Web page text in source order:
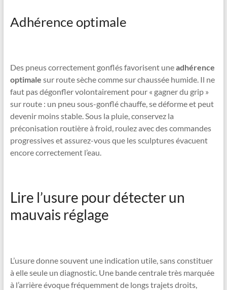
Adhérence optimale
Des pneus correctement gonflés favorisent uneadhérence
optimale sur route sèche comme sur chaussée humide. Il ne
faut pas dégonfler volontairement pour « gagner du grip »
sur route : un pneu sous-gonflé chauffe, se déforme et peut
devenir moins stable. Sous la pluie, conservez la
préconisation routière à froid, roulez avec des commandes
progressives et assurez-vous que les sculptures évacuent
encore correctement l’eau.
Lire l’usure pour détecter un
mauvais réglage
L’usure donne souvent une indication utile, sans constituer
à elle seule un diagnostic. Une bande centrale très marquée
à l’arrière évoque fréquemment de longs trajets droits,